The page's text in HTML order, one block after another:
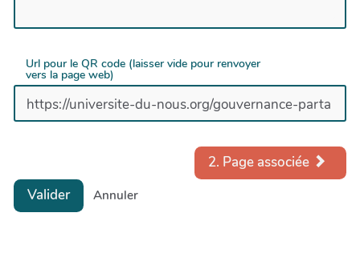
Url pour le QR code (laisser vide pour renvoyer
vers la page web)
2. Page associée
Valider
Annuler